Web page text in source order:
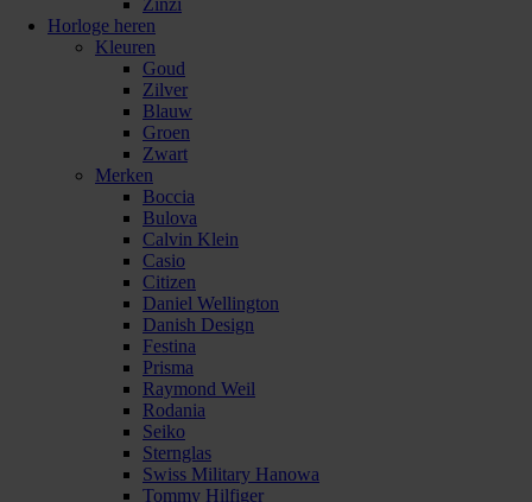
Zinzi
Horloge heren
Kleuren
Goud
Zilver
Blauw
Groen
Zwart
Merken
Boccia
Bulova
Calvin Klein
Casio
Citizen
Daniel Wellington
Danish Design
Festina
Prisma
Raymond Weil
Rodania
Seiko
Sternglas
Swiss Military Hanowa
Tommy Hilfiger